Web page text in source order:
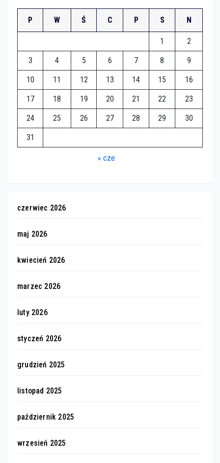
P W Ś C P S N
1 2
3 4 5 6 7 8 9
10 11 12 13 14 15 16
17 18 19 20 21 22 23
24 25 26 27 28 29 30
31
« cze
czerwiec 2026
maj 2026
kwiecień 2026
marzec 2026
luty 2026
styczeń 2026
grudzień 2025
listopad 2025
październik 2025
wrzesień 2025